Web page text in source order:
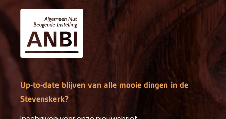
Up-to-date blijven van alle mooie dingen in de
Stevenskerk?